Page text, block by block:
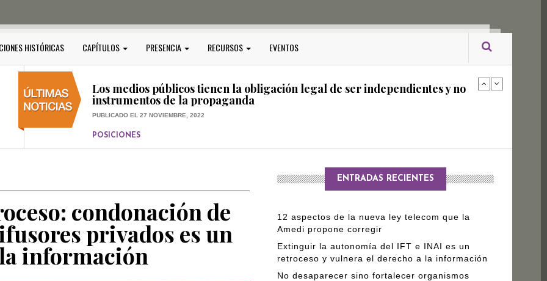
HISTÓRICAS CAPÍTULOS PRESENCIA RECURSOS EVENTOS
PUBLICADO EL 17 DICIEMBRE, 2022
Los medios públicos tienen la obligación legal de ser independientes y no
instrumentos de la propaganda
PUBLICADO EL 27 NOVIEMBRE, 2022
POSICIONES
Consejos ciudadanos e IFT deben garantizar independencia editorial de
condonación de
privados es un
información
ENTRADAS RECIENTES
12 aspectos de la nueva ley telecom que la
Amedi propone corregir
Extinguir la autonomía del IFT e INAI es un
retroceso y vulnera el derecho a la información
No desaparecer sino fortalecer organismos